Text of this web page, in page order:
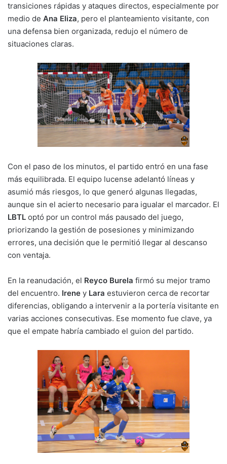
transiciones rápidas y ataques directos, especialmente por
medio de Ana Eliza, pero el planteamiento visitante, con
una defensa bien organizada, redujo el número de
situaciones claras.
Con el paso de los minutos, el partido entró en una fase
más equilibrada. El equipo lucense adelantó líneas y
asumió más riesgos, lo que generó algunas llegadas,
aunque sin el acierto necesario para igualar el marcador. El
LBTL optó por un control más pausado del juego,
priorizando la gestión de posesiones y minimizando
errores, una decisión que le permitió llegar al descanso
con ventaja.
En la reanudación, el Reyco Burela firmó su mejor tramo
del encuentro. Irene y Lara estuvieron cerca de recortar
diferencias, obligando a intervenir a la portería visitante en
varias acciones consecutivas. Ese momento fue clave, ya
que el empate habría cambiado el guion del partido.